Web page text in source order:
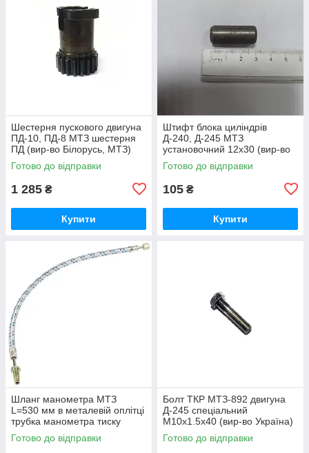
Шестерня пускового двигуна
ПД-10, ПД-8 МТЗ шестерня
ПД (вир-во Білорусь, МТЗ)
50-1024092-2А /
5010240922А
Готово до відправки
1 285 ₴
Купити
Штифт блока циліндрів
Д-240, Д-245 МТЗ
установочний 12х30 (вир-во
Україна) 50-1002034 / 50-
1002034-А
Готово до відправки
105 ₴
Купити
Шланг манометра МТЗ
L=530 мм в металевій оплітці
трубка манометра тиску
масла (вир-во Україна) 70-
3801180
Готово до відправки
Болт ТКР МТЗ-892 двигуна
Д-245 спеціальний
М10х1.5х40 (вир-во Україна)
245-1008031 / 245-1008031-А
Готово до відправки